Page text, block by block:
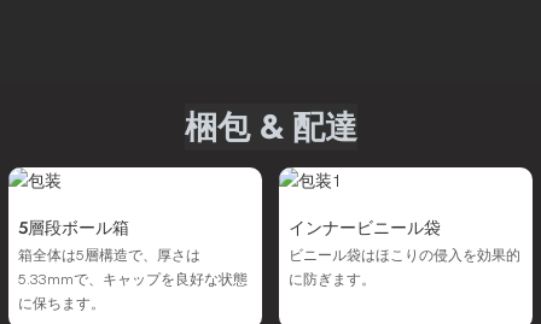
梱包 & 配達
5層段ボール箱
箱全体は5層構造で、厚さは
5.33mmで、キャップを良好な状態
に保ちます。
インナービニール袋
ビニール袋はほこりの侵入を効果的
に防ぎます。